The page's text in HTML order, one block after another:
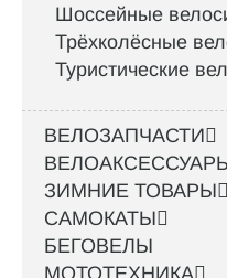
Шоссейные
Трёхколёсные
Туристические
ВЕЛОЗАПЧАСТИ
ЗИМНИЕ ТОВАРЫ
САМОКАТЫ
БЕГОВЕЛЫ